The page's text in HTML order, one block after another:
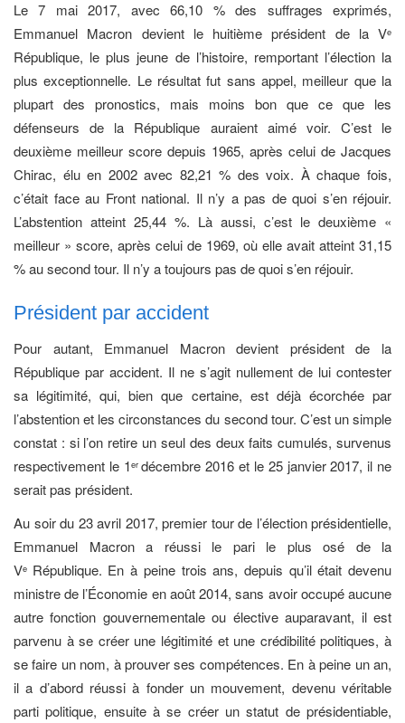
Le 7 mai 2017, avec 66,10 % des suffrages exprimés,
Emmanuel Macron devient le huitième président de la Ve
République, le plus jeune de l’histoire, remportant l’élection la
plus exceptionnelle. Le résultat fut sans appel, meilleur que la
plupart des pronostics, mais moins bon que ce que les
défenseurs de la République auraient aimé voir. C’est le
deuxième meilleur score depuis 1965, après celui de Jacques
Chirac, élu en 2002 avec 82,21 % des voix. À chaque fois,
c’était face au Front national. Il n’y a pas de quoi s’en réjouir.
L’abstention atteint 25,44 %. Là aussi, c’est le deuxième «
meilleur » score, après celui de 1969, où elle avait atteint 31,15
% au second tour. Il n’y a toujours pas de quoi s’en réjouir.
Président par accident
Pour autant, Emmanuel Macron devient président de la
République par accident. Il ne s’agit nullement de lui contester
sa légitimité, qui, bien que certaine, est déjà écorchée par
l’abstention et les circonstances du second tour. C’est un simple
constat : si l’on retire un seul des deux faits cumulés, survenus
respectivement le 1erdécembre 2016 et le 25 janvier 2017, il ne
serait pas président.
Au soir du 23 avril 2017, premier tour de l’élection présidentielle,
Emmanuel Macron a réussi le pari le plus osé de la
Ve République. En à peine trois ans, depuis qu’il était devenu
ministre de l’Économie en août 2014, sans avoir occupé aucune
autre fonction gouvernementale ou élective auparavant, il est
parvenu à se créer une légitimité et une crédibilité politiques, à
se faire un nom, à prouver ses compétences. En à peine un an,
il a d’abord réussi à fonder un mouvement, devenu véritable
parti politique, ensuite à se créer un statut de présidentiable,